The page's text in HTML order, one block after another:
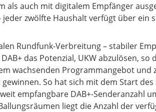
als auch mit digitalem Empfänger
jeder zwölfte Haushalt verfügt über ein
Rundfunk-Verbreitung – stabiler
das Potenzial, UKW abzulösen, so
wachsenden Programmangebot
So hat sich mit dem Start
empfangbare DAB+-Senderanzahl
liegt die Anzahl der